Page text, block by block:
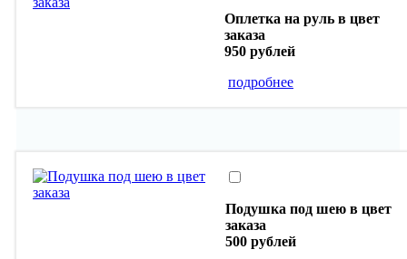
Оплетка на руль в цвет
заказа
950 рублей
подробнее
Подушка под шею в цвет
заказа
500 рублей